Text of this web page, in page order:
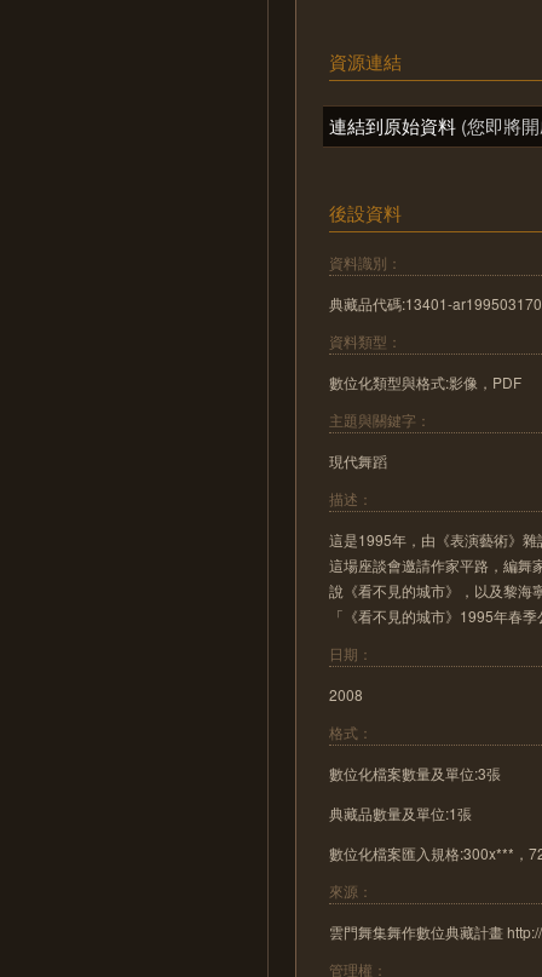
資源連結
連結到原始資料 (您即將
後設資料
資料識別：
典藏品代碼:13401-
資料類型：
數位化類型與格式:影像，PDF
主題與關鍵字：
現代舞蹈
描述：
這是1995年，由《表演藝術》
這場座談會邀請作家平路，編舞
說《看不見的城市》，以及黎海
「《看不見的城市》1995年春
日期：
2008
格式：
數位化檔案數量及單位:3張
典藏品數量及單位:1張
數位化檔案匯入規格:300x***，
來源：
雲門舞集舞作數位典藏計畫
管理權：